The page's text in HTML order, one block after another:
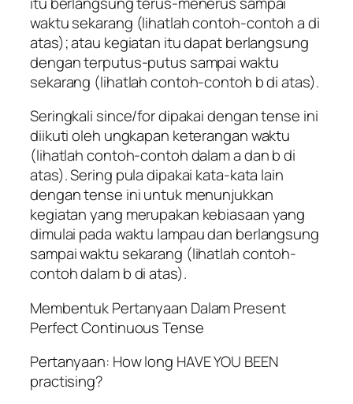
waktu sekarang (lihatlah contoh-contoh a di
atas); atau kegiatan itu dapat berlangsung
dengan terputus-putus sampai waktu
sekarang (lihatlah contoh-contoh b di atas).
Seringkali since/for dipakai dengan tense ini
diikuti oleh ungkapan keterangan waktu
(lihatlah contoh-contoh dalam a dan b di
atas). Sering pula dipakai kata-kata lain
dengan tense ini untuk menunjukkan
kegiatan yang merupakan kebiasaan yang
dimulai pada waktu lampau dan berlangsung
sampai waktu sekarang (lihatlah contoh-
contoh dalam b di atas).
Membentuk Pertanyaan Dalam Present
Perfect Continuous Tense
Pertanyaan: How long HAVE YOU BEEN
practising?